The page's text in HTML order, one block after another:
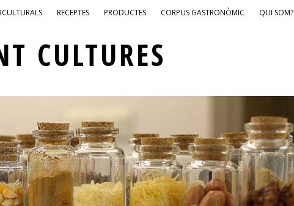
RECEPTES PRODUCTES CORPUS GASTRONÒMIC QUI SOM?
CULTURES